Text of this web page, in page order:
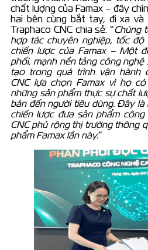
chất lượng của Famax – đây
hai bên cùng bắt tay, đi xa và
Traphaco CNC chia sẻ: “Chúng
hợp tác chuyên nghiệp, tốc độ
chiến lược của Famax – Một
phối, mạnh nền tảng công
tạo trong quá trình vận hành
CNC lựa chọn Famax vì họ
những sản phẩm thực sự chất
bản đến người tiêu dùng. Đây
chiến lược đưa sản phẩm
CNC phủ rộng thị trường thông
phẩm Famax lần này.”